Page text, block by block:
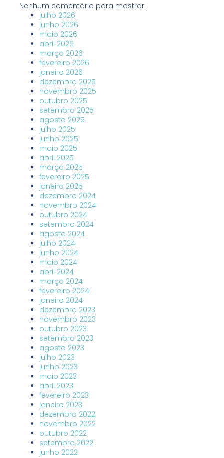
Nenhum comentário para mostrar.
julho 2026
junho 2026
maio 2026
abril 2026
março 2026
fevereiro 2026
janeiro 2026
dezembro 2025
novembro 2025
outubro 2025
setembro 2025
agosto 2025
julho 2025
junho 2025
maio 2025
abril 2025
março 2025
fevereiro 2025
janeiro 2025
dezembro 2024
novembro 2024
outubro 2024
setembro 2024
agosto 2024
julho 2024
junho 2024
maio 2024
abril 2024
março 2024
fevereiro 2024
janeiro 2024
dezembro 2023
novembro 2023
outubro 2023
setembro 2023
agosto 2023
julho 2023
junho 2023
maio 2023
abril 2023
fevereiro 2023
janeiro 2023
dezembro 2022
novembro 2022
outubro 2022
setembro 2022
junho 2022